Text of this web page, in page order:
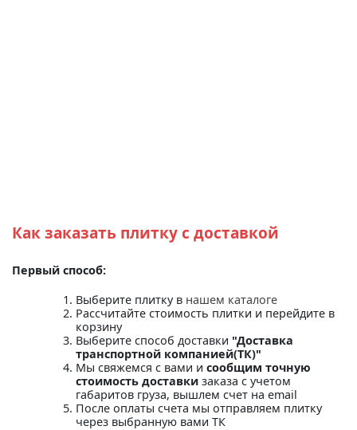
Как заказать плитку с доставкой
Первый способ:
Выберите плитку в нашем каталоге
Рассчитайте стоимость плитки и перейдите в
корзину
Выберите способ доставки "Доставка
транспортной компанией(ТК)"
Мы свяжемся с вами и сообщим точную
стоимость доставки заказа с учетом
габаритов груза, вышлем счет на email
После оплаты счета мы отправляем плитку
через выбранную вами ТК